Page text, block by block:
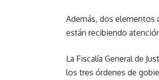
Además, dos elementos
están recibiendo
La Fiscalía General de
los tres órdenes de